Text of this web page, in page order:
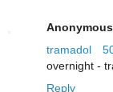
Anonymous
tramadol
overnight -
Reply